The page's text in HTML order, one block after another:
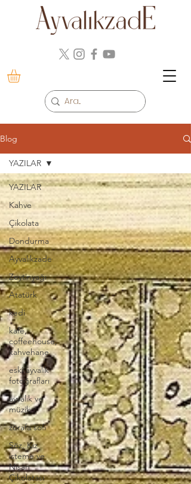
Blog
YAZILAR
Kahve
Çikolata
Dondurma
Ayvalıkzade
Zeytinyağı
Atatürk
kedi
kafe,
coffeehouse,
kahvehane
eski ayvalık
fotoğrafları
ayvalık ve
müzik
zürafa sofi
Söz, Kız
isteme ve
Nişan
Çikolatası
YAZILAR